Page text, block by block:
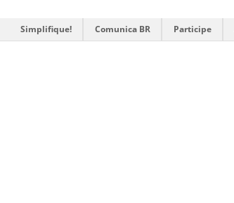
Simplifique! Comunica BR Participe